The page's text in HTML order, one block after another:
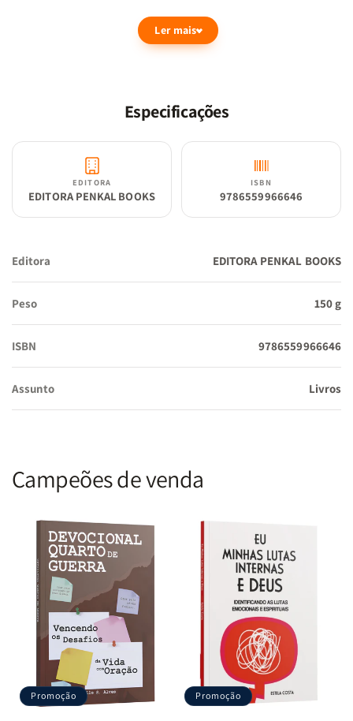
usou em diversas situações e ocasiões para que o Evangelho
chegasse até nós hoje; este livro é indispensável para o nosso
Ler mais
Especificações
EDITORA
EDITORA PENKAL BOOKS
ISBN
9786559966646
Editora EDITORA PENKAL BOOKS
Peso 150 g
ISBN 9786559966646
Assunto Livros
Campeões de venda
Promoção Promoção